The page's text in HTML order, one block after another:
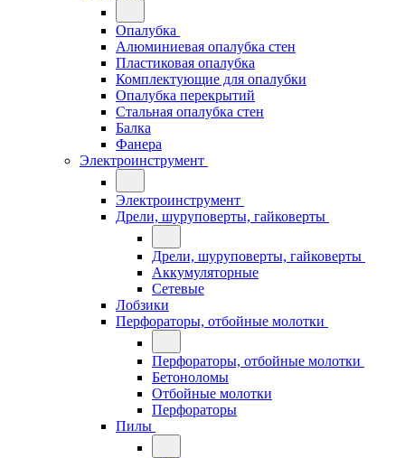
Опалубка
Алюминиевая опалубка стен
Пластиковая опалубка
Комплектующие для опалубки
Опалубка перекрытий
Стальная опалубка стен
Балка
Фанера
Электроинструмент
Электроинструмент
Дрели, шуруповерты, гайковерты
Дрели, шуруповерты, гайковерты
Аккумуляторные
Сетевые
Лобзики
Перфораторы, отбойные молотки
Перфораторы, отбойные молотки
Бетоноломы
Отбойные молотки
Перфораторы
Пилы